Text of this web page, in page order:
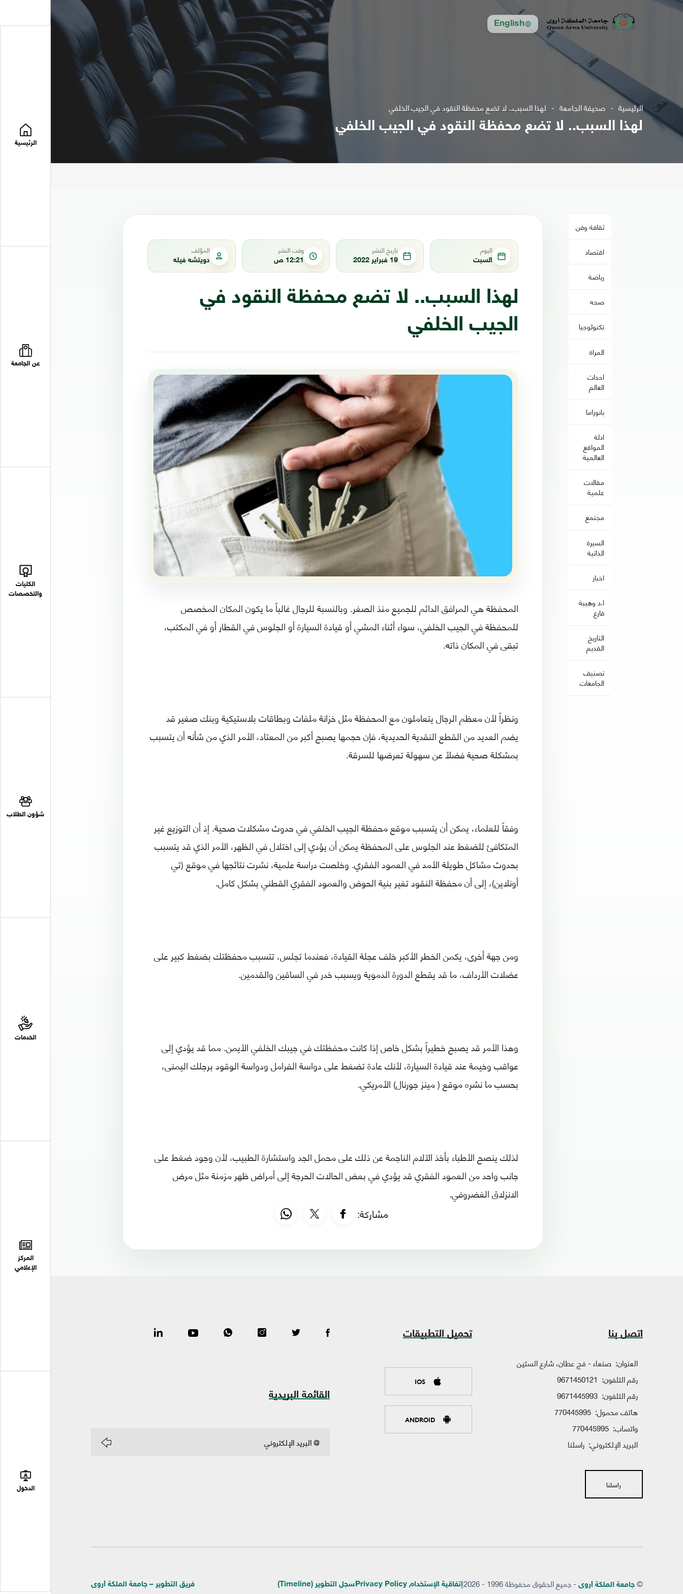
English
الرئيسية
عن الجامعة
الكليات
والتخصصات
شؤون الطلاب
الخدمات
المركز
الإعلامي
الدخول
الرئيسية صحيفة الجامعة لهذا السبب.. لا تضع محفظة النقود في الجيب الخلفي
لهذا السبب.. لا تضع محفظة النقود في الجيب الخلفي
ثقافة وفن
اقتصاد
رياضة
صحه
تكنولوجيا
المراة
احداث
العالم
بانوراما
ادلة
المواقع
العالمية
مقالات
علمية
مجتمع
السيرة
الذاتية
اخبار
ا.د وهيبة
فارع
التاريخ
القديم
تصنيف
الجامعات
اليوم
السبت
تاريخ النشر
19 فبراير 2022
وقت النشر
12:21 ص
المؤلف
دويتشه فيله
لهذا السبب.. لا تضع محفظة النقود في
الجيب الخلفي
المحفظة هي المرافق الدائم للجميع منذ الصغر. وبالنسبة للرجال غالباً ما يكون المكان المخصص
للمحفظة في الجيب الخلفي، سواء أثناء المشي أو قيادة السيارة أو الجلوس في القطار أو في المكتب،
تبقى في المكان ذاته.
ونظراً لأن معظم الرجال يتعاملون مع المحفظة مثل خزانة ملفات وبطاقات بلاستيكية وبنك صغير قد
يضم العديد من القطع النقدية الحديدية، فإن حجمها يصبح أكبر من المعتاد، الأمر الذي من شأنه أن يتسبب
بمشكلة صحية فضلاً عن سهولة تعرضها للسرقة.
وفقاً للعلماء، يمكن أن يتسبب موقع محفظة الجيب الخلفي في حدوث مشكلات صحية. إذ أن التوزيع غير
المتكافئ للضغط عند الجلوس على المحفظة يمكن أن يؤدي إلى اختلال في الظهر، الأمر الذي قد يتسبب
بحدوث مشاكل طويلة الأمد في العمود الفقري. وخلصت دراسة علمية، نشرت نتائجها في موقع (تي
أونلاين)، إلى أن محفظة النقود تغير بنية الحوض والعمود الفقري القطني بشكل كامل.
ومن جهة أخرى، يكمن الخطر الأكبر خلف عجلة القيادة، فعندما تجلس، تتسبب محفظتك بضغط كبير على
عضلات الأرداف، ما قد يقطع الدورة الدموية ويسبب خدر في الساقين والقدمين.
وهذا الأمر قد يصبح خطيراً بشكل خاص إذا كانت محفظتك في جيبك الخلفي الأيمن. مما قد يؤدي إلى
عواقب وخيمة عند قيادة السيارة، لأنك عادة تضغط على دواسة الفرامل ودواسة الوقود برجلك اليمنى،
بحسب ما نشره موقع ( مينز جورنال) الأمريكي.
لذلك ينصح الأطباء بأخذ الآلام الناجمة عن ذلك على محمل الجد واستشارة الطبيب، لأن وجود ضغط على
جانب واحد من العمود الفقري قد يؤدي في بعض الحالات الحرجة إلى أمراض ظهر مزمنة مثل مرض
الانزلاق الغضروفي.
مشاركة:
اتصل بنا
العنوان: صنعاء - فج عطان، شارع الستين
رقم التلفون: 9671450121
رقم التلفون: 9671445993
هاتف محمول: 770445995
واتساب: 770445995
البريد الإلكتروني: راسلنا
راسلنا
تحميل التطبيقات
IOS
ANDROID
القائمة البريدية
©جامعة الملكة أروى - جميع الحقوق محفوظة 1996 - 2026 إتفاقية الإستخدام Privacy Policy سجل التطوير (Timeline) فريق التطوير – جامعة الملكة أروى